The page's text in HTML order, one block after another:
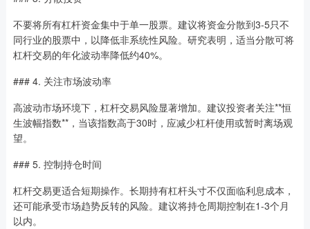
不要将所有杠杆资金集中于单一股票。建议将资金分散到3-5只不
同行业的股票中，以降低非系统性风险。研究表明，适当分散可将
杠杆交易的年化波动率降低约40%。
### 4. 关注市场波动率
高波动市场环境下，杠杆交易风险显著增加。建议投资者关注**恒
生波幅指数**，当该指数高于30时，应减少杠杆使用或暂时离场观
望。
### 5. 控制持仓时间
杠杆交易更适合短期操作。长期持有杠杆头寸不仅面临利息成本，
还可能承受市场趋势反转的风险。建议将持仓周期控制在1-3个月
以内。